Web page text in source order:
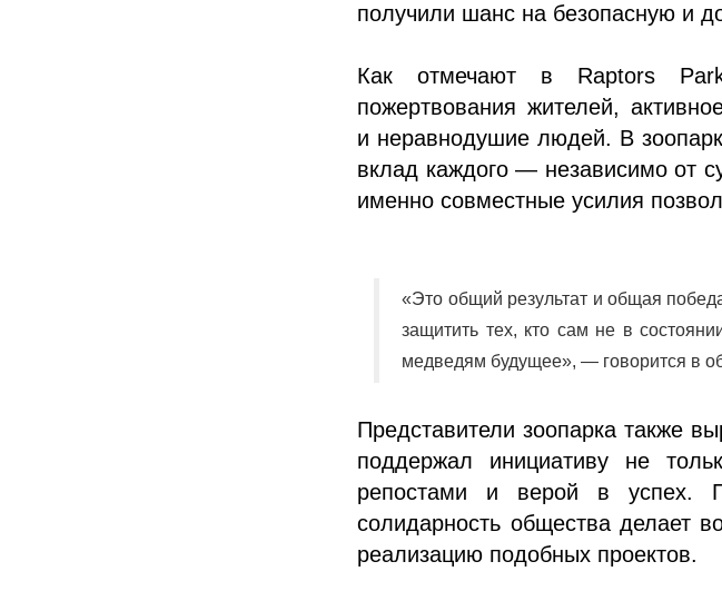
получили шанс на безопасную и
Как отмечают в Raptors
пожертвования жителей,
и неравнодушие людей. В
вклад каждого — независимо от
именно совместные усилия
«Это общий результат и общая
защитить тех, кто сам не в
медведям будущее», — говорится в
Представители зоопарка также
поддержал инициативу не
репостами и верой в успех.
солидарность общества делает
реализацию подобных проектов.